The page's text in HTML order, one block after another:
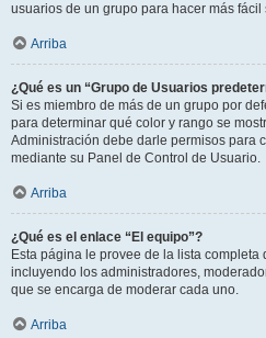
usuarios de un grupo para hacer más
Arriba
¿Qué es un “Grupo de Usuarios
Si es miembro de más de un grupo por
para determinar qué color y rango se
Administración debe darle permisos para
mediante su Panel de Control de Usuario.
Arriba
¿Qué es el enlace “El equipo”?
Esta página le provee de la lista
incluyendo los administradores,
que se encarga de moderar cada uno.
Arriba